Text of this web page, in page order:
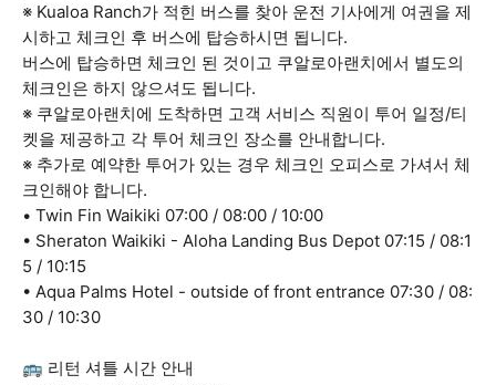
※ Kualoa Ranch가 적힌 버스를 찾아 운전 기사에게 여권을 제
시하고 체크인 후 버스에 탑승하시면 됩니다.
버스에 탑승하면 체크인 된 것이고 쿠알로아랜치에서 별도의
체크인은 하지 않으셔도 됩니다.
※ 쿠알로아랜치에 도착하면 고객 서비스 직원이 투어 일정/티
켓을 제공하고 각 투어 체크인 장소를 안내합니다.
※ 추가로 예약한 투어가 있는 경우 체크인 오피스로 가셔서 체
크인해야 합니다.
• Twin Fin Waikiki 07:00 / 08:00 / 10:00
• Sheraton Waikiki - Aloha Landing Bus Depot 07:15 / 08:1
5 / 10:15
• Aqua Palms Hotel - outside of front entrance 07:30 / 08:
30 / 10:30
🚌 리턴 셔틀 시간 안내